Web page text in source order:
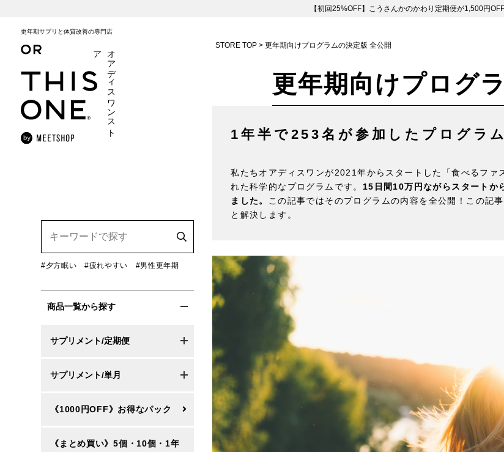
【初回25%OFF】こうさんかのかわり定期便が1,500円OFF
オ
ア
デ
ィ
ス
ワ
ン
ス
ト
ア
更年期サプリと体質改善の専門店
#夕方眠い #疲れやすい #男性更年期
商品一覧から探す
サプリメント/定期便
サプリメント/単月
《1000円OFF》お得なパック
《まとめ買い》5個・10個・1年
STORE TOP 更年期向けプログラムの決定版 全公開
更年期向けプログ
1年半で253名が参加したプログラ
私たちオアディスワンが2021年からスタートした「食べるフ
れた科学的なプログラムです。 15日間10万円ながらスタートか
ました。
この記事ではそのプログラムの内容を全公開！この記
と解決します。